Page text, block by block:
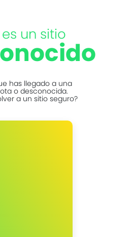
es un sitio
has llegado a una
o desconocida.
a un sitio seguro?